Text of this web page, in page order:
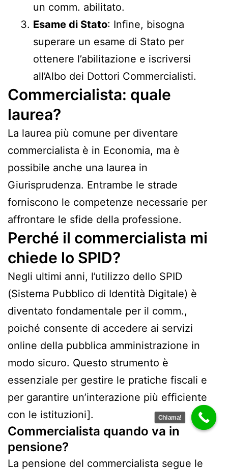
un comm. abilitato.
Esame di Stato: Infine, bisogna
superare un esame di Stato per
ottenere l’abilitazione e iscriversi
all’Albo dei Dottori Commercialisti.
Commercialista: quale
laurea?
La laurea più comune per diventare
commercialista è in Economia, ma è
possibile anche una laurea in
Giurisprudenza. Entrambe le strade
forniscono le competenze necessarie per
affrontare le sfide della professione.
Perché il commercialista mi
chiede lo SPID?
Negli ultimi anni, l’utilizzo dello SPID
(Sistema Pubblico di Identità Digitale) è
diventato fondamentale per il comm.,
poiché consente di accedere ai servizi
online della pubblica amministrazione in
modo sicuro. Questo strumento è
essenziale per gestire le pratiche fiscali e
per garantire un’interazione più efficiente
con le istituzioni].
Commercialista quando va in
pensione?
La pensione del commercialista segue le
Chiama!